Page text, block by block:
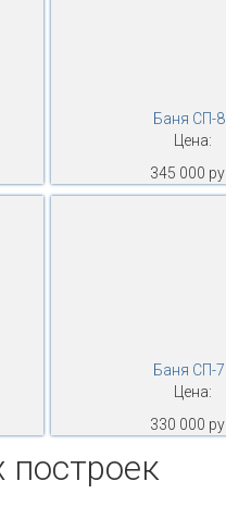
Баня СП-
Цена:
345 000
Баня СП-
Цена:
330 000